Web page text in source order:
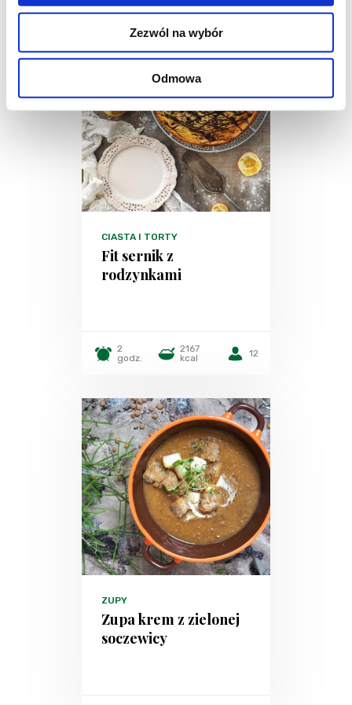
Zezwól na wybór
Odmowa
CIASTA I TORTY
Fit sernik z
rodzynkami
2
godz.
2167
kcal
12
ZUPY
Zupa krem z zielonej
soczewicy